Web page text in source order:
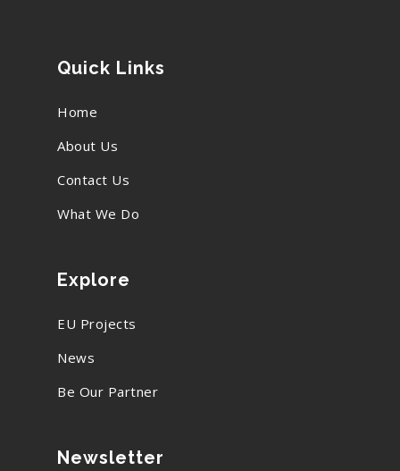
Quick Links
Home
About Us
Contact Us
What We Do
Explore
EU Projects
News
Be Our Partner
Newsletter